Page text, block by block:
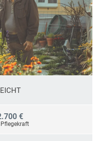
€